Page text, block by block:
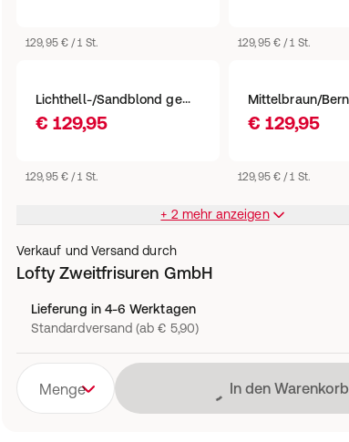
129,95 € / 1 St. 129,95 € / 1 St.
Lichthell-/Sandblond gemischt
€ 129,95
129,95 € / 1 St.
€ 129,95
129,95 € / 1 St.
+ 2 mehr anzeigen
Verkauf und Versand durch
Lofty Zweitfrisuren GmbH
Lieferung in 4-6 Werktagen
Standardversand (ab € 5,90)
Menge Lädt
In den Warenkorb